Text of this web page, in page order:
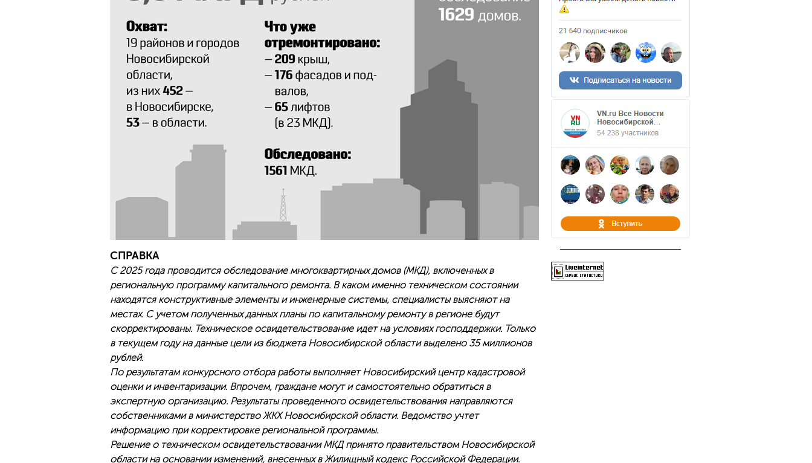
СПРАВКА
С 2025 года проводится обследование многоквартирных домов (МКД), включенных в
региональную программу капитального ремонта. В каком именно техническом состоянии
находятся конструктивные элементы и инженерные системы, специалисты выясняют на
местах. С учетом полученных данных планы по капитальному ремонту в регионе будут
скорректированы. Техническое освидетельствование идет на условиях господдержки. Только
в текущем году на данные цели из бюджета Новосибирской области выделено 35 миллионов
рублей.
По результатам конкурсного отбора работы выполняет Новосибирский центр кадастровой
оценки и инвентаризации. Впрочем, граждане могут и самостоятельно обратиться в
экспертную организацию. Результаты проведенного освидетельствования направляются
собственниками в министерство ЖКХ Новосибирской области. Ведомство учтет
информацию при корректировке региональной программы.
Решение о техническом освидетельствовании МКД принято правительством Новосибирской
области на основании изменений, внесенных в Жилищный кодекс Российской Федерации.